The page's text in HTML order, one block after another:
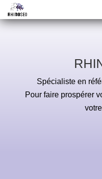
Spécialiste en
Pour faire prospérer